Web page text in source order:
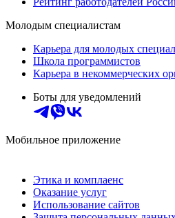
Молодым специалистам
Карьера для молодых
Школа программистов
Карьера в некоммерческих
Боты для уведомлений
Мобильное приложение
Этика и комплаенс
Оказание услуг
Использование сайтов